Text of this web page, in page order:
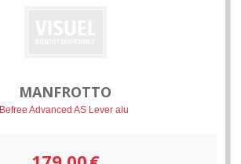
MANFROTTO
Befree Advanced AS Lever alu